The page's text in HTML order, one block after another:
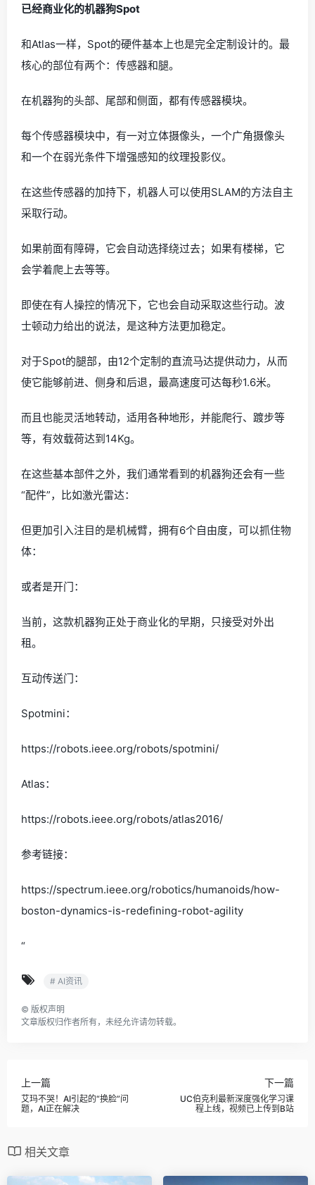
已经商业化的机器狗Spot
和Atlas一样，Spot的硬件基本上也是完全定制设计的。最
核心的部位有两个：传感器和腿。
在机器狗的头部、尾部和侧面，都有传感器模块。
每个传感器模块中，有一对立体摄像头，一个广角摄像头
和一个在弱光条件下增强感知的纹理投影仪。
在这些传感器的加持下，机器人可以使用SLAM的方法自主
采取行动。
如果前面有障碍，它会自动选择绕过去；如果有楼梯，它
会学着爬上去等等。
即使在有人操控的情况下，它也会自动采取这些行动。波
士顿动力给出的说法，是这种方法更加稳定。
对于Spot的腿部，由12个定制的直流马达提供动力，从而
使它能够前进、侧身和后退，最高速度可达每秒1.6米。
而且也能灵活地转动，适用各种地形，并能爬行、踱步等
等，有效载荷达到14Kg。
在这些基本部件之外，我们通常看到的机器狗还会有一些
“配件”，比如激光雷达：
但更加引入注目的是机械臂，拥有6个自由度，可以抓住物
体：
或者是开门：
当前，这款机器狗正处于商业化的早期，只接受对外出
租。
互动传送门：
Spotmini：
https://robots.ieee.org/robots/spotmini/
Atlas：
https://robots.ieee.org/robots/atlas2016/
参考链接：
https://spectrum.ieee.org/robotics/humanoids/how-
boston-dynamics-is-redefining-robot-agility
“
# AI资讯
© 版权声明
文章版权归作者所有，未经允许请勿转载。
上一篇
艾玛不哭！AI引起的“换脸”问
题，AI正在解决
下一篇
UC伯克利最新深度强化学习课
程上线，视频已上传到B站
相关文章